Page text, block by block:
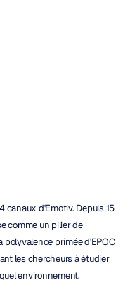
canaux d'Emotiv. Depuis 15
comme un pilier de
polyvalence primée d'EPOC
les chercheurs à étudier
environnement.